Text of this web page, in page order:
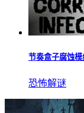
节奏盒子腐蚀
恐怖解谜